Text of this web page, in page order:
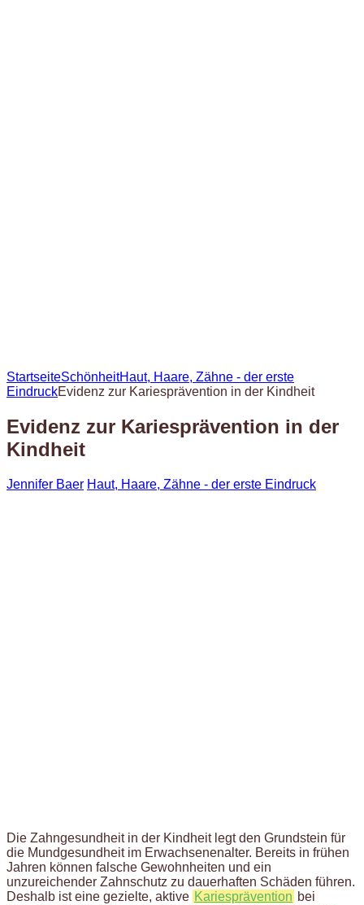
StartseiteSchönheitHaut, Haare, Zähne - der erste
EindruckEvidenz zur Kariesprävention in der Kindheit
Evidenz zur Kariesprävention in der
Kindheit
Jennifer Baer Haut, Haare, Zähne - der erste Eindruck
Die Zahngesundheit in der Kindheit legt den Grundstein für
die Mundgesundheit im Erwachsenenalter. Bereits in frühen
Jahren können falsche Gewohnheiten und ein
unzureichender Zahnschutz zu dauerhaften Schäden führen.
Deshalb ist eine gezielte, aktive Kariesprävention bei